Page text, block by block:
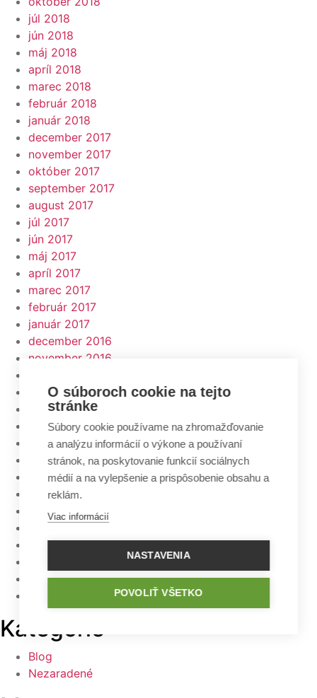
júl 2018
jún 2018
máj 2018
apríl 2018
marec 2018
február 2018
január 2018
december 2017
november 2017
október 2017
september 2017
august 2017
júl 2017
jún 2017
máj 2017
apríl 2017
marec 2017
február 2017
január 2017
december 2016
november 2016
september 2016
august 2016
júl 2016
jún 2016
máj 2016
apríl 2016
marec 2016
február 2016
december 2015
október 2015
september 2015
Kategórie
Blog
Nezaradené
O súboroch cookie na tejto
stránke
Súbory cookie používame na zhromažďovanie
a analýzu informácií o výkone a používaní
stránok, na poskytovanie funkcií sociálnych
médií a na vylepšenie a prispôsobenie obsahu a
reklám.
Viac informácií
NASTAVENIA
POVOLIŤ VŠETKO